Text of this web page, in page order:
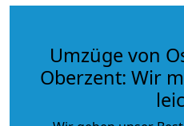
Umzüge von
Oberzent: Wir